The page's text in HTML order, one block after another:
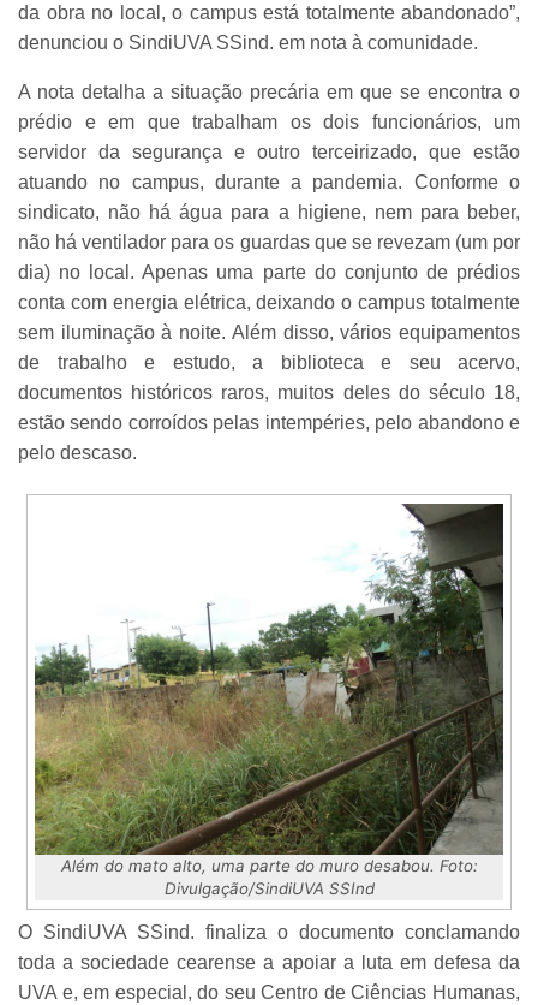
da obra no local, o campus está totalmente abandonado”,
denunciou o SindiUVA SSind. em nota à comunidade.
A nota detalha a situação precária em que se encontra o
prédio e em que trabalham os dois funcionários, um
servidor da segurança e outro terceirizado, que estão
atuando no campus, durante a pandemia. Conforme o
sindicato, não há água para a higiene, nem para beber,
não há ventilador para os guardas que se revezam (um por
dia) no local. Apenas uma parte do conjunto de prédios
conta com energia elétrica, deixando o campus totalmente
sem iluminação à noite. Além disso, vários equipamentos
de trabalho e estudo, a biblioteca e seu acervo,
documentos históricos raros, muitos deles do século 18,
estão sendo corroídos pelas intempéries, pelo abandono e
pelo descaso.
Além do mato alto, uma parte do muro desabou. Foto:
Divulgação/SindiUVA SSInd
O SindiUVA SSind. finaliza o documento conclamando
toda a sociedade cearense a apoiar a luta em defesa da
UVA e, em especial, do seu Centro de Ciências Humanas,